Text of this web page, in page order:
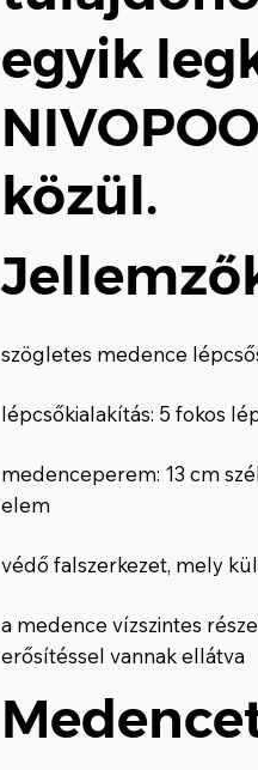
egyik
közül.
szögletes medence
lépcsőkialakítás: 5 fokos
medenceperem: 13 cm
elem
védő falszerkezet, mely
a medence vízszintes
erősítéssel vannak ellátva